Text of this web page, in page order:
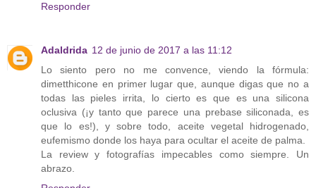
Responder
Adaldrida 12 de junio de 2017 a las 11:12
Lo siento pero no me convence, viendo la fórmula:
dimetthicone en primer lugar que, aunque digas que no a
todas las pieles irrita, lo cierto es que es una silicona
oclusiva (¡y tanto que parece una prebase siliconada, es
que lo es!), y sobre todo, aceite vegetal hidrogenado,
eufemismo donde los haya para ocultar el aceite de palma.
La review y fotografías impecables como siempre. Un
abrazo.